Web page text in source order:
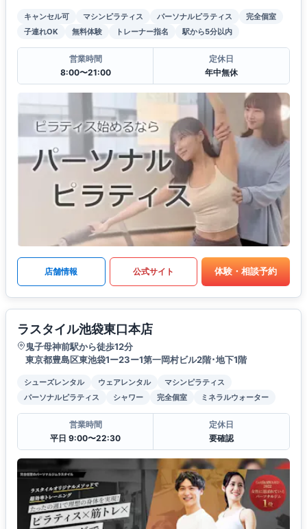
キャンセル可 マシンピラティス パーソナルピラティス
完全個室
子連れOK
無料体験 トレーナー指名 駅から5分以内
営業時間
8:00〜21:00
定休日
年中無休
店舗情報 公式サイト 体験・相談予約
ラスタイル池袋東口本店
鬼子母神前駅から徒歩12分
東京都豊島区東池袋1ー23ー1第一岡村ビル2階･地下1階
シューズレンタル ウェアレンタル
マシンピラティス
パーソナルピラティス
シャワー 完全個室 ミネラルウォーター
営業時間
平日 9:00〜22:30
定休日
要確認